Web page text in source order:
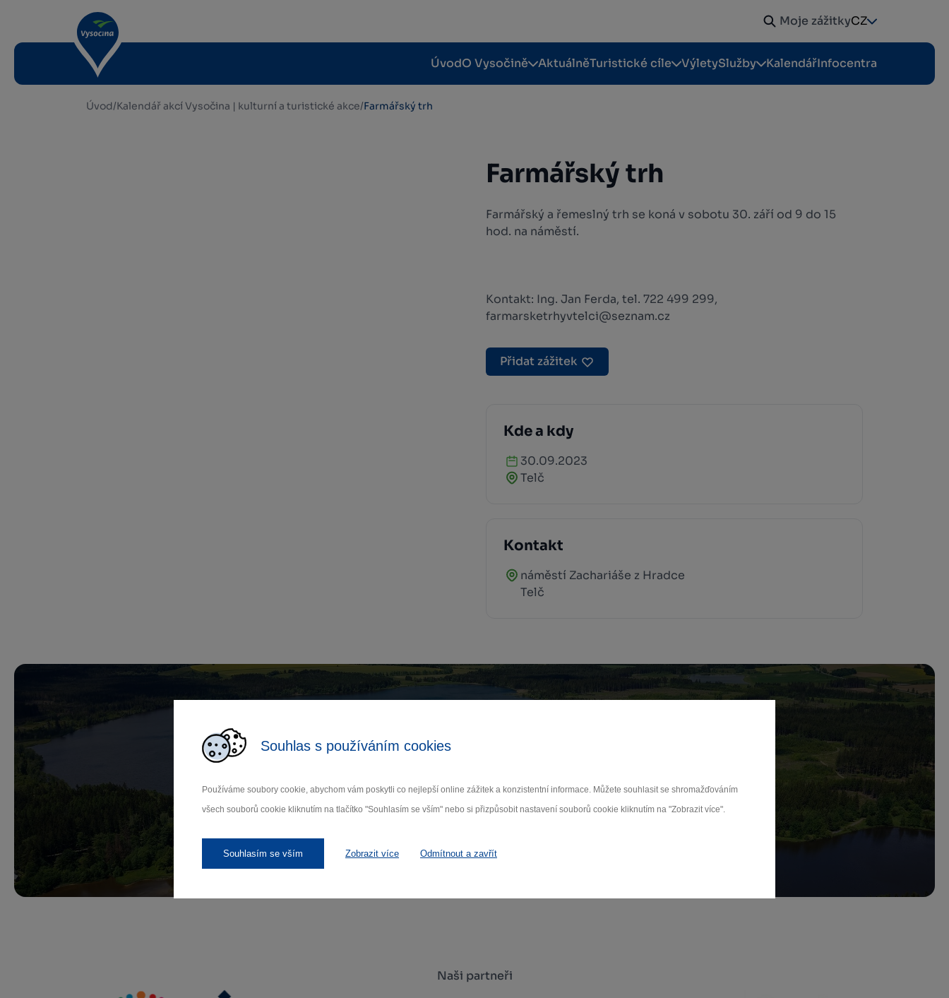
Souhlas s používáním cookies
Používáme soubory cookie, abychom vám poskytli co nejlepší online zážitek a konzistentní informace. Můžete souhlasit se shromažďováním
všech souborů cookie kliknutím na tlačítko "Souhlasím se vším" nebo si přizpůsobit nastavení souborů cookie kliknutím na "Zobrazit více".
Souhlasím se vším Zobrazit více Odmítnout a zavřít
Moje zážitkyCZ
ÚvodO Vysočině AktuálněTuristické cíle VýletySlužby KalendářInfocentra
Úvod/Kalendář akcí Vysočina | kulturní a turistické akce/Farmářský trh
Farmářský trh
Farmářský a řemeslný trh se koná v sobotu 30. září od 9 do 15
hod. na náměstí.
Kontakt: Ing. Jan Ferda, tel. 722 499 299,
farmarsketrhyvtelci@seznam.cz
Přidat zážitek
Kde a kdy
30.09.2023
Telč
Kontakt
náměstí Zachariáše z Hradce
Telč
Odebírat
Naši partneři